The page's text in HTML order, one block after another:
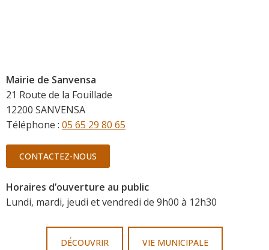
Mairie de Sanvensa
21 Route de la Fouillade
12200 SANVENSA
Téléphone : 05 65 29 80 65
CONTACTEZ-NOUS
Horaires d’ouverture au public
Lundi, mardi, jeudi et vendredi de 9h00 à 12h30
DÉCOUVRIR VIE MUNICIPALE